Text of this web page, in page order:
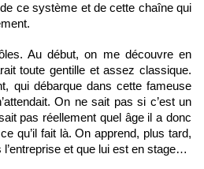
ce système et de cette chaîne qui
Au début, on me découvre en
toute gentille et assez classique.
qui débarque dans cette fameuse
On ne sait pas si c’est un
pas réellement quel âge il a donc
qu’il fait là. On apprend, plus tard,
et que lui est en stage…